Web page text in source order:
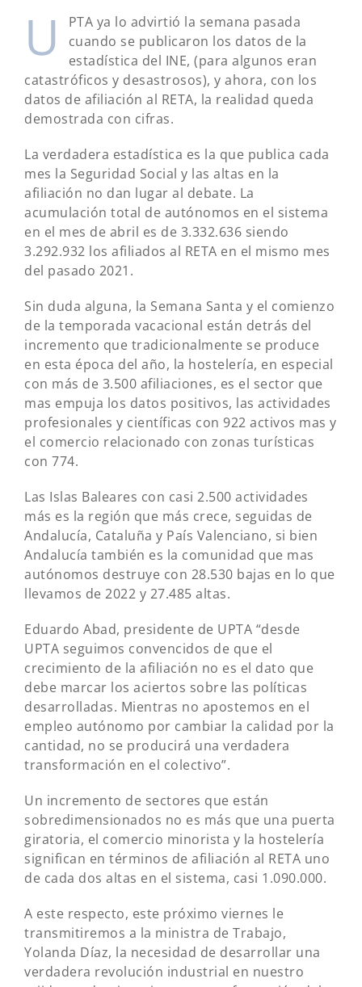
U
PTA ya lo advirtió la semana pasada
cuando se publicaron los datos de la
estadística del INE, (para algunos eran
catastróficos y desastrosos), y ahora, con los
datos de afiliación al RETA, la realidad queda
demostrada con cifras.
La verdadera estadística es la que publica cada
mes la Seguridad Social y las altas en la
afiliación no dan lugar al debate. La
acumulación total de autónomos en el sistema
en el mes de abril es de 3.332.636 siendo
3.292.932 los afiliados al RETA en el mismo mes
del pasado 2021.
Sin duda alguna, la Semana Santa y el comienzo
de la temporada vacacional están detrás del
incremento que tradicionalmente se produce
en esta época del año, la hostelería, en especial
con más de 3.500 afiliaciones, es el sector que
mas empuja los datos positivos, las actividades
profesionales y científicas con 922 activos mas y
el comercio relacionado con zonas turísticas
con 774.
Las Islas Baleares con casi 2.500 actividades
más es la región que más crece, seguidas de
Andalucía, Cataluña y País Valenciano, si bien
Andalucía también es la comunidad que mas
autónomos destruye con 28.530 bajas en lo que
llevamos de 2022 y 27.485 altas.
Eduardo Abad, presidente de UPTA “desde
UPTA seguimos convencidos de que el
crecimiento de la afiliación no es el dato que
debe marcar los aciertos sobre las políticas
desarrolladas. Mientras no apostemos en el
empleo autónomo por cambiar la calidad por la
cantidad, no se producirá una verdadera
transformación en el colectivo”.
Un incremento de sectores que están
sobredimensionados no es más que una puerta
giratoria, el comercio minorista y la hostelería
significan en términos de afiliación al RETA uno
de cada dos altas en el sistema, casi 1.090.000.
A este respecto, este próximo viernes le
transmitiremos a la ministra de Trabajo,
Yolanda Díaz, la necesidad de desarrollar una
verdadera revolución industrial en nuestro